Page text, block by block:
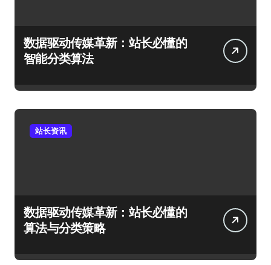
数据驱动传媒革新：站长必懂的
智能分类算法
站长资讯
数据驱动传媒革新：站长必懂的
算法与分类策略